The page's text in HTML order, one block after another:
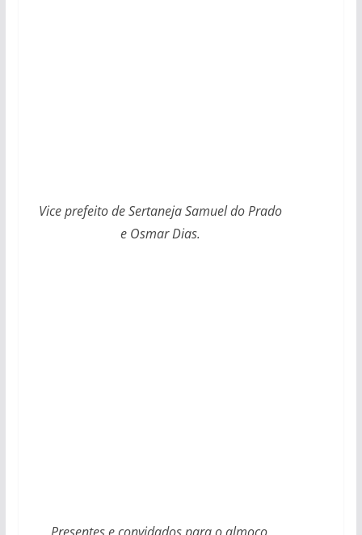
Vice prefeito de Sertaneja Samuel do Prado
e Osmar Dias.